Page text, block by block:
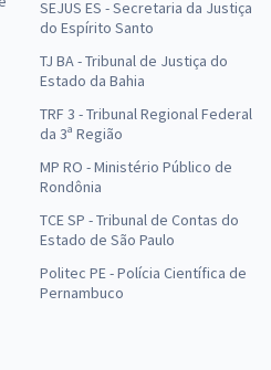
SEJUS ES - Secretaria da Justiça
do Espírito Santo
TJ BA - Tribunal de Justiça do
Estado da Bahia
TRF 3 - Tribunal Regional Federal
da 3ª Região
MP RO - Ministério Público de
Rondônia
TCE SP - Tribunal de Contas do
Estado de São Paulo
Politec PE - Polícia Científica de
Pernambuco